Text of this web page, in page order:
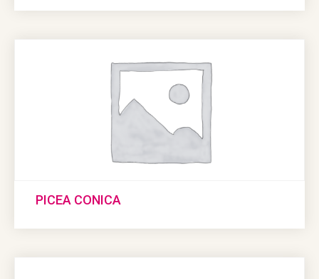
PICEA CONICA